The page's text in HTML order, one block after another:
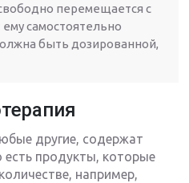
перемещается с
самостоятельно
быть дозированной,
другие, содержат
есть продукты, которые
например,